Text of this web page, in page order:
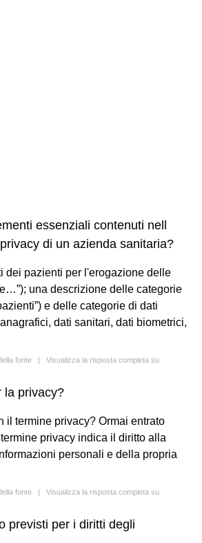
essenziali contenuti nell
di un azienda sanitaria?
dei pazienti per l'erogazione delle
una descrizione delle categorie
e delle categorie di dati
dati sanitari, dati biometrici,
fonte | Visualizza la risposta completa su
la privacy?
il termine privacy? Ormai entrato
privacy indica il diritto alla
personali e della propria
fonte | Visualizza la risposta completa su
previsti per i diritti degli